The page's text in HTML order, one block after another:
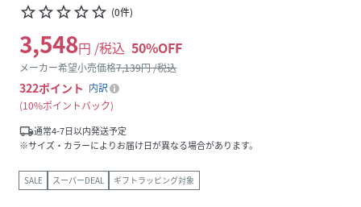
star_borderstar_borderstar_borderstar_borderstar_border (0件)
3,548円 /税込 50%OFF
メーカー希望小売価格7,139円 /税込
322ポイント 内訳
10%ポイントバック
local_shipping通常4-7日以内発送予定
※サイズ・カラーによりお届け日が異なる場合があります。
SALE スーパーDEAL ギフトラッピング対象